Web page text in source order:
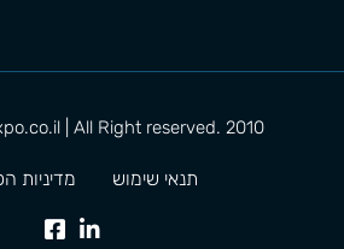
| All Right reserved. 2010©
תנאי שימוש מדיניות